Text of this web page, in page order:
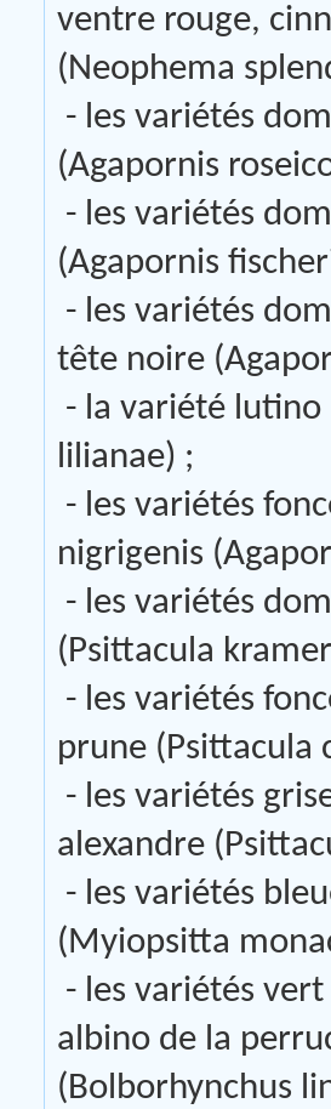
ventre rouge,
(Neophema
- les variétés
(Agapornis
- les variétés
(Agapornis
- les variétés
tête noire
- la variété lutino
lilianae) ;
- les variétés
nigrigenis
- les variétés
(Psittacula
- les variétés
prune (Psittacula
- les variétés
alexandre
- les variétés
(Myiopsitta
- les variétés
albino de la
(Bolborhynchus